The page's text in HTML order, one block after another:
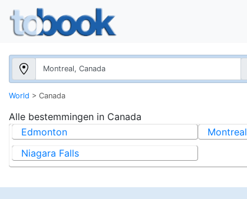
World > Canada
Alle bestemmingen in Canada
Edmonton
Montreal
Niagara Falls